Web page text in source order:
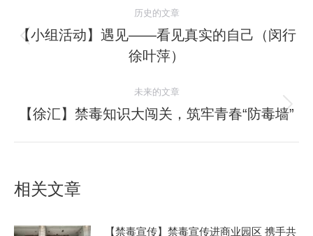
章
历史的文章
历
史
章：
【小组活动】遇见——看见真实的自己（闵行
徐叶萍）
未来的文章
未
【徐汇】禁毒知识大闯关，筑牢青春“防毒墙”
相关文章
【禁毒宣传】禁毒宣传进商业园区 携手共